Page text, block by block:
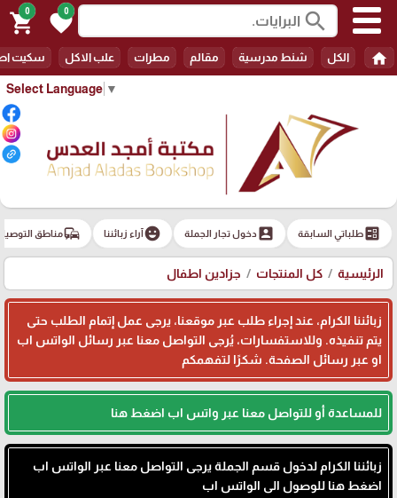
Select Language ▼
search
0
favorite
0
shopping_cart
home الكل شنط مدرسية مقالم مطرات علب الاكل سكيت
ballotطلباتي السابقة account_boxدخول تجار الجملة emoji_emotionsآراء زبائننا commuteمناطق
الرئيسية كل المنتجات جزادين اطفال
زبائننا الكرام، عند إجراء طلب عبر موقعنا، يرجى عمل إتمام الطلب حتى
يتم تنفيذه. وللاستفسارات، يُرجى التواصل معنا عبر رسائل الواتس اب
او عبر رسائل الصفحة. شكرًا لتفهمكم
للمساعدة أو للتواصل معنا عبر واتس اب اضغط هنا
زبائننا الكرام لدخول قسم الجملة يرجى التواصل معنا عبر الواتس اب
اضغط هنا للوصول الى الواتس اب